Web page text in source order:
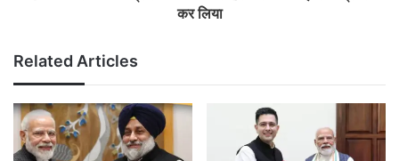
कर लिया
Related Articles